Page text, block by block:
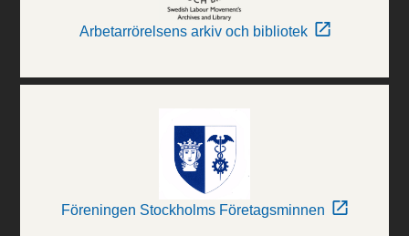
Arbetarrörelsens arkiv och bibliotek
Föreningen Stockholms Företagsminnen